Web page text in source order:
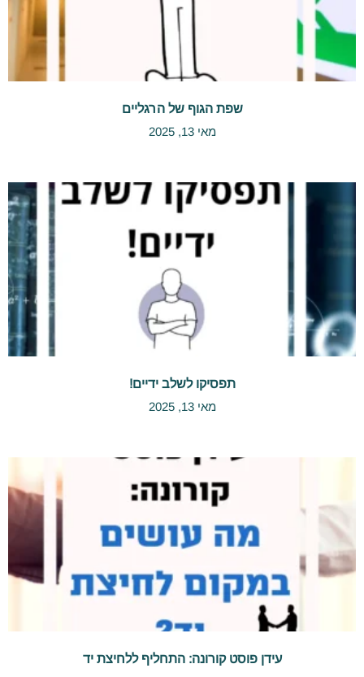
שפת הגוף של הרגליים
מאי 13, 2025
תפסיקו לשלב ידיים!
מאי 13, 2025
עידן פוסט קורונה: התחליף ללחיצת יד